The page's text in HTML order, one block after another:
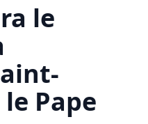
le
Pape